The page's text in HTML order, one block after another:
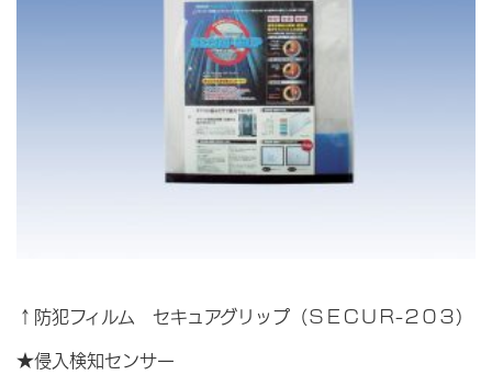
↑防犯フィルム セキュアグリップ（ＳＥＣＵＲ-２０３）
★侵入検知センサー